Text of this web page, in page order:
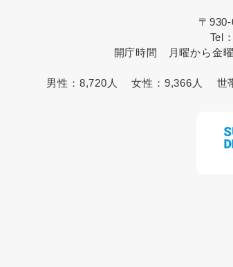
〒
Tel
開庁時間 月曜から金曜
男性： 8,720人 女性： 9,366人 世